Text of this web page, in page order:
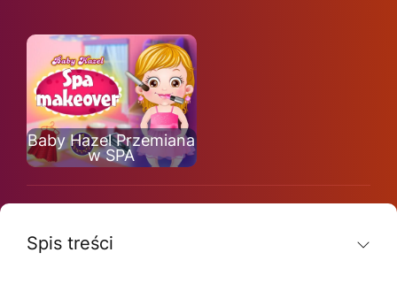
Baby Hazel Przemiana
w SPA
Spis treści